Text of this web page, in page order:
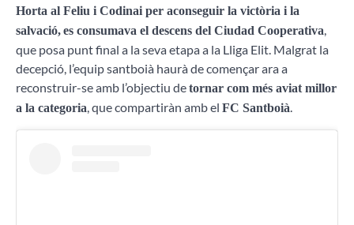
Horta al Feliu i Codinai per aconseguir la victòria i la
salvació,es consumava el descens del Ciudad Cooperativa,
que posa punt final a la seva etapa a la Lliga Elit. Malgrat la
decepció, l’equip santboià haurà de començar ara a
reconstruir-se amb l’objectiu detornar com més aviat millor
a la categoria, que compartiràn amb el FC Santboià.